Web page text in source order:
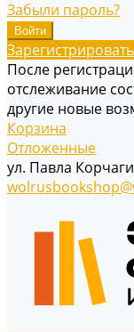
Забыли пароль?
После
отслеживание
другие новые
Корзина
Отложенные
ул. Павла